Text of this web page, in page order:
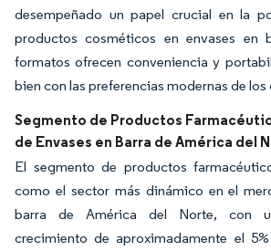
desempeñado un papel crucial en la
productos cosméticos en envases en
formatos ofrecen conveniencia y
bien con las preferencias modernas de
Segmento de Productos
de Envases en Barra de América del
El segmento de productos
como el sector más dinámico en el
barra de América del Norte, con
crecimiento de aproximadamente el 5%